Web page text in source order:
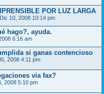
POR LUZ LARGA
10, 2008 10:14 pm
hago?, ayuda.
6:16 am
si ganas contencioso
2008 4:11 pm
via fax?
2008 5:10 pm